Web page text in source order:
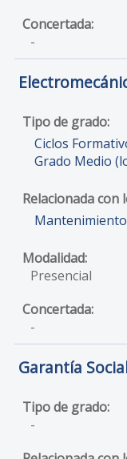
-
Ciclos
Grado Medio
Presencial
-
Garantía
-